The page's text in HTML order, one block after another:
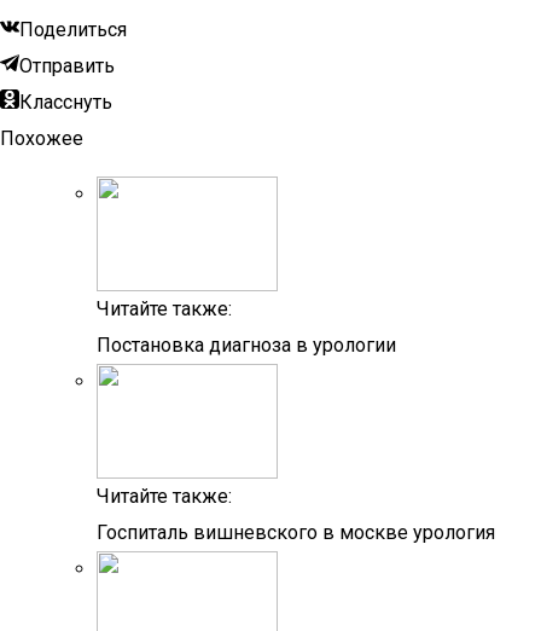
Поделиться
Отправить
Класснуть
Похожее
Читайте также:
Постановка диагноза в урологии
Читайте также:
Госпиталь вишневского в москве урология